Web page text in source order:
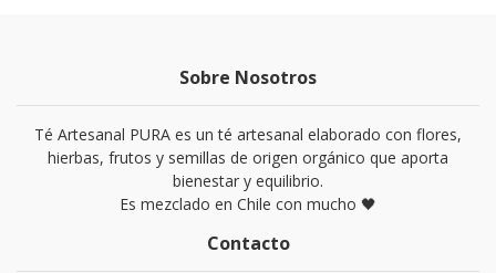
Sobre Nosotros
Té Artesanal PURA es un té artesanal elaborado con flores,
hierbas, frutos y semillas de origen orgánico que aporta
bienestar y equilibrio.
Es mezclado en Chile con mucho 🖤
Contacto